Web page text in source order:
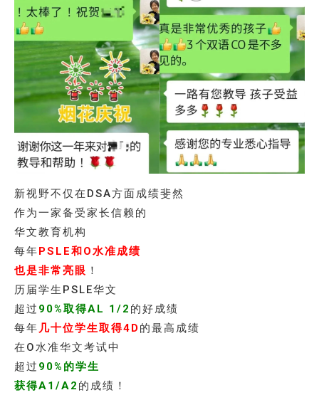
新视野不仅在DSA方面成绩斐然
作为一家备受家长信赖的
华文教育机构
每年PSLE和O水准成绩
也是非常亮眼 ！
历届学生PSLE华文
超过 90%取得AL 1/2 的好成绩
每年几十位学生取得4D的最高成绩
在O水准华文考试中
超过 90%的学生
获得A1/A2 的成绩！